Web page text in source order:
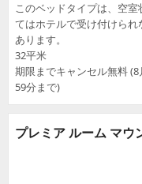
このベッドタイプは、空室
てはホテルで受け付けられ
あります。
32平米
期限までキャンセル無料 (8
59分まで)
プレミア ルーム マウ